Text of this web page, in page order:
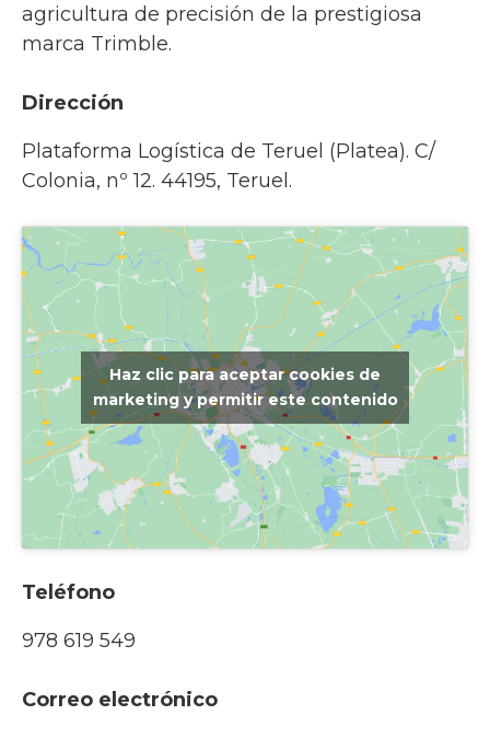
agricultura de precisión de la prestigiosa
marca Trimble.
Dirección
Plataforma Logística de Teruel (Platea). C/
Colonia, nº 12. 44195, Teruel.
Haz clic para aceptar cookies de
marketing y permitir este contenido
Teléfono
978 619 549
Correo electrónico